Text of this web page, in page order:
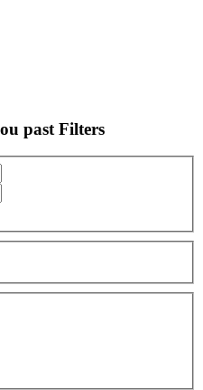
past Filters